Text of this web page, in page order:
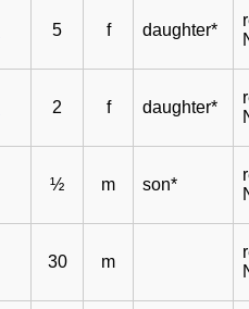
5 f daughter*
2 f daughter*
½ m son*
30 m